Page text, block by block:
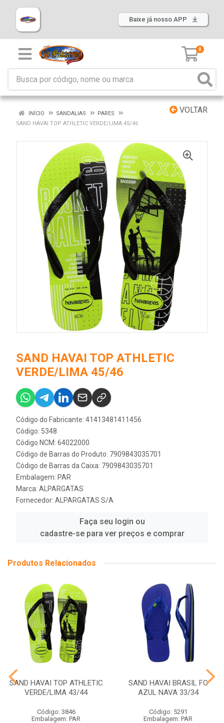
Baixe já nosso APP
0
VOLTAR
INÍCIO SANDALIAS
PARES
SAND HAVAI TOP ATHLETIC VERDE/LIMA 45/46
SAND HAVAI TOP ATHLETIC
VERDE/LIMA 45/46
Código do Fabricante: 41413481411456
Código: 5348
Código NCM: 64022000
Código de Barras do Produto: 7909843035701
Código de Barras da Caixa: 7909843035701
Embalagem: PAR
Marca: ALPARGATAS
Fornecedor: ALPARGATAS S/A
Faça seu login ou
cadastre-se para ver preços e comprar
Produtos Relacionados
SAND HAVAI TOP ATHLETIC
VERDE/LIMA 43/44
Código: 3846
Embalagem: PAR
SAND HAVAI BRASIL FC
AZUL NAVA 33/34
Código: 5291
Embalagem: PAR